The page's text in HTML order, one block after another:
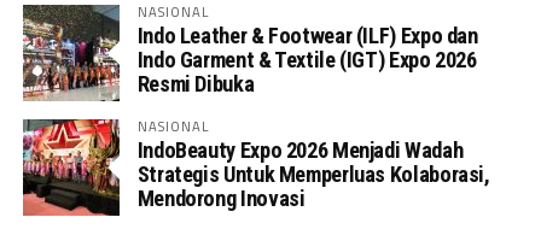
NASIONAL
Indo Leather & Footwear (ILF) Expo dan
Indo Garment & Textile (IGT) Expo 2026
Resmi Dibuka
NASIONAL
IndoBeauty Expo 2026 Menjadi Wadah
Strategis Untuk Memperluas Kolaborasi,
Mendorong Inovasi